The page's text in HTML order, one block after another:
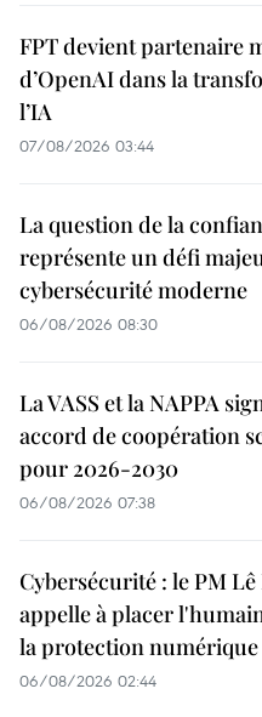
FPT devient partenaire
d’OpenAI dans la
l’IA
07/08/2026 03:44
La question de la
représente un défi
cybersécurité moderne
06/08/2026 08:30
La VASS et la NAPPA
accord de coopération
pour 2026-2030
06/08/2026 07:38
Cybersécurité : le PM
appelle à placer
la protection numérique
06/08/2026 02:44